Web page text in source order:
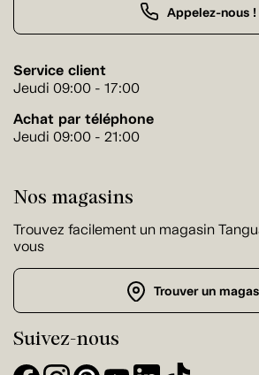
Appelez-nous !
Service client
Jeudi 09:00 - 17:00
Achat par téléphone
Jeudi 09:00 - 21:00
Nos magasins
Trouvez facilement un magasin
vous
Trouver un
Suivez-nous